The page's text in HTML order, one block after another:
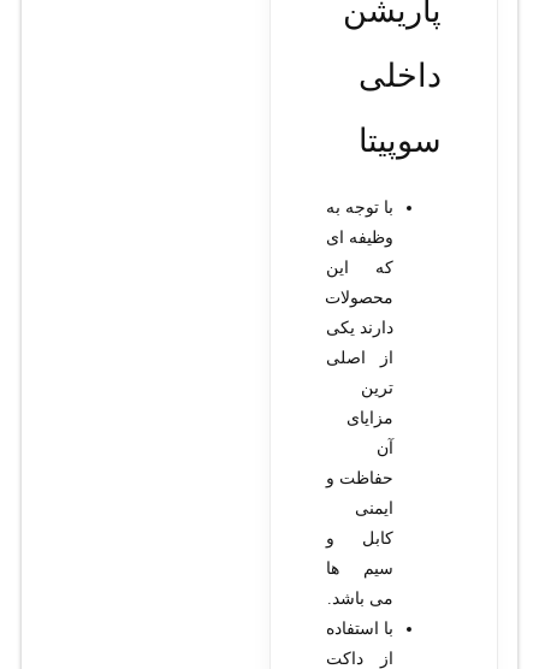
پاریشن
داخلی
سوپیتا
با توجه به
وظیفه ای
که این
محصولات
دارند یکی
از اصلی
ترین
مزایای
آن
حفاظت و
ایمنی
کابل و
سیم ها
می باشد.
با استفاده
از داکت